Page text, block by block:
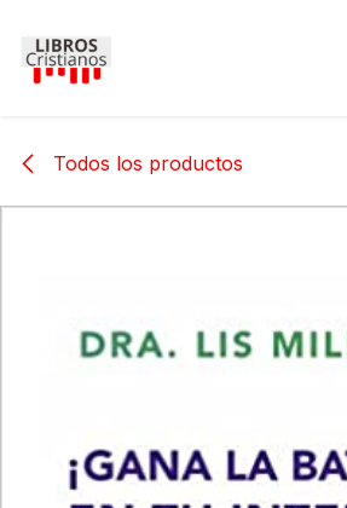
Todos los productos